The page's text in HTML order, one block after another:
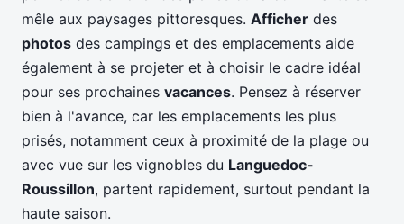
mêle aux paysages pittoresques. Afficher des
photos des campings et des emplacements aide
également à se projeter et à choisir le cadre idéal
pour ses prochaines vacances. Pensez à réserver
bien à l'avance, car les emplacements les plus
prisés, notamment ceux à proximité de la plage ou
avec vue sur les vignobles du Languedoc-
Roussillon, partent rapidement, surtout pendant la
haute saison.